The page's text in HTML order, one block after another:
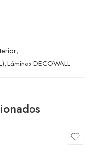
,
,Láminas DECOWALL